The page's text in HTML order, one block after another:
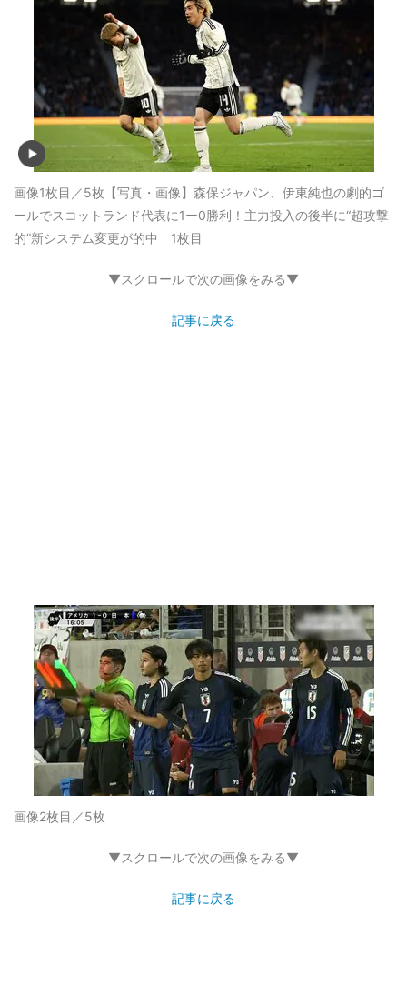
画像1枚目／5枚 【写真・画像】森保ジャパン、伊東純也の劇的ゴ
ールでスコットランド代表に1ー0勝利！主力投入の後半に“超攻撃
的”新システム変更が的中 1枚目
▼スクロールで次の画像をみる▼
記事に戻る
画像2枚目／5枚
▼スクロールで次の画像をみる▼
記事に戻る